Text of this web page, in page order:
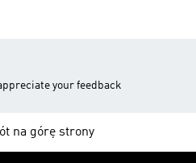
your feedback
na górę strony